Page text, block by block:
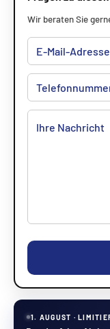
Wir beraten Sie
1. AUGUST ·